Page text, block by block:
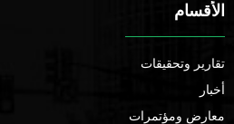
الأقسام
تقارير وتحقيقات
أخبار
معارض ومؤتمرات